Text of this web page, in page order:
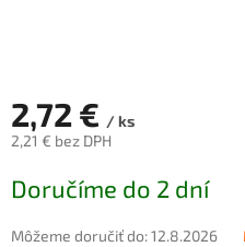
2,72 € / ks
2,21 € bez DPH
cena:
Doručíme do 2 dní
Môžeme doručiť do:12.8.2026